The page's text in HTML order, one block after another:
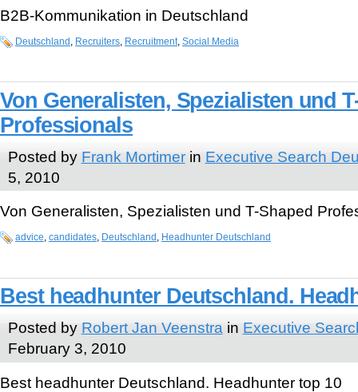
B2B-Kommunikation in Deutschland
Deutschland , Recruiters, Recruitment, Social Media
Von Generalisten, Spezialisten und
Professionals
Posted by Frank Mortimerin Executive Search
5, 2010
Von Generalisten, Spezialisten und T-Shaped
advice, candidates, Deutschland , Headhunter Deutschland
Best headhunter Deutschland.
Posted by Robert Jan Veenstrain Executive
February 3, 2010
Best headhunter Deutschland. Headhunter top 10